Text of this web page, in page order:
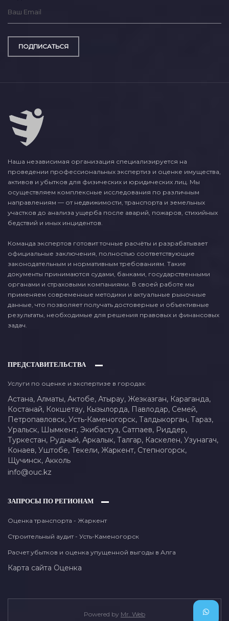
ПОДПИСАТЬСЯ
Наша независимая организация специализируется на
проведении профессиональных экспертиз и оценке имущества,
активов и убытков для физических и юридических лиц. Мы
осуществляем комплексные исследования по различным
направлениям — от недвижимости, транспорта и земельных
участков до анализа ущерба после аварий, пожаров, стихийных
бедствий и иных инцидентов.
Команда экспертов готовит точные расчёты и разрабатывает
официальные заключения, полностью соответствующие
законодательным и нормативным требованиям. Такие
документы принимаются судами, банками, государственными
органами и страховыми компаниями. В своей работе мы
применяем современные методики и актуальные рыночные
данные, что позволяет получать достоверные и объективные
результаты, необходимые для решения правовых и финансовых
задач.
ПРЕДСТАВИТЕЛЬСТВА
Услуги по оценке и экспертизе в городах:
Астана, Алматы, Актобе, Атырау, Жезказган, Караганда,
Костанай, Кокшетау, Кызылорда, Павлодар, Семей,
Петропавловск, Усть-Каменогорск, Талдыкорган, Тараз,
Уральск, Шымкент, Экибастуз, Сатпаев, Риддер,
Туркестан, Рудный, Аркалык, Талгар, Каскелен, Узунагач,
Конаев, Уштобе, Текели, Жаркент, Степногорск,
Щучинск, Акколь
info@ouc.kz
ЗАПРОСЫ ПО РЕГИОНАМ
Оценка транспорта - Жаркент
Строительный аудит - Усть-Каменогорск
Расчет убытков и оценка упущенной выгоды в Алга
Карта сайта Оценка
Powered by Mr. Web